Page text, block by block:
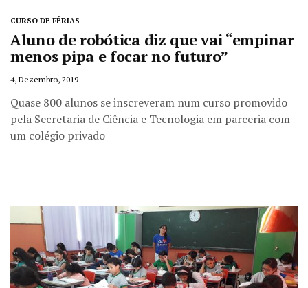
CURSO DE FÉRIAS
Aluno de robótica diz que vai “empinar
menos pipa e focar no futuro”
4, Dezembro, 2019
Quase 800 alunos se inscreveram num curso promovido
pela Secretaria de Ciência e Tecnologia em parceria com
um colégio privado